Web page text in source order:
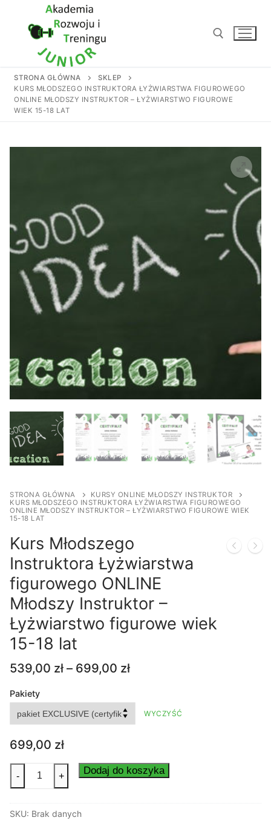
Szukaj:
STRONA GŁÓWNA
SKLEP
KURS MŁODSZEGO INSTRUKTORA ŁYŻWIARSTWA FIGUROWEGO
ONLINE MŁODSZY INSTRUKTOR – ŁYŻWIARSTWO FIGUROWE
WIEK 15-18 LAT
STRONA GŁÓWNA
KURSY ONLINE MŁODSZY INSTRUKTOR
KURS MŁODSZEGO INSTRUKTORA ŁYŻWIARSTWA FIGUROWEGO
ONLINE MŁODSZY INSTRUKTOR – ŁYŻWIARSTWO FIGUROWE WIEK
15-18 LAT
Kurs Młodszego
Instruktora Łyżwiarstwa
figurowego ONLINE
Młodszy Instruktor –
Łyżwiarstwo figurowe wiek
15-18 lat
539,00 zł – 699,00 złZakres
539,00 zł
do
699,00 zł
Pakiety
WYCZYŚĆ
699,00 zł
Kurs
Instruktora
- + Dodaj do koszyka
SKU: Brak danych